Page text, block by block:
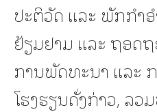
ປະຕິວັດ ແລະ ພັກກຳ
ຢ້ຽມຢາມ ແລະ ຖອດ
ການພັດທະນາ ແລະ
ໂຮງຮຽນດັ່ງກ່າວ, ລ